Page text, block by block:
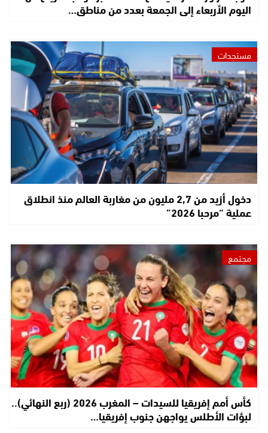
اليوم الأربعاء إلى الجمعة بعدد من مناطق…
مستجدات
دخول أزيد من 2,7 مليون من مغاربة العالم منذ انطلاق
عملية “مرحبا 2026”
مجتمع
كأس أمم إفريقيا للسيدات – المغرب 2026 (ربع النهائي)..
لبؤات الأطلس يواجهن جنوب إفريقيا…